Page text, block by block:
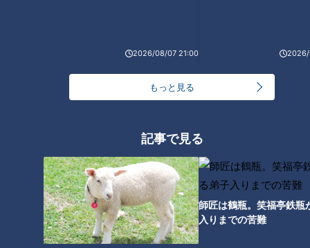
2026/08/07 21:00 2026/
もっと見る
記事で見る
師匠は鶴瓶。笑福亭鉄瓶
入りまでの苦難